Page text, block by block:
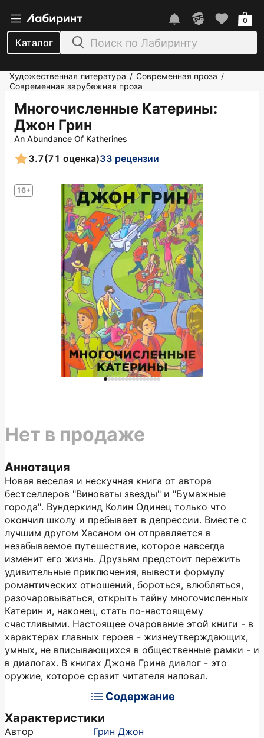
Каталог
0
Художественная литература / Современная проза /
Современная зарубежная проза
Многочисленные Катерины:
Джон Грин
An Abundance Of Katherines
16+
3.7(71 оценка)33 рецензии
Аннотация
Новая веселая и нескучная книга от автора
бестселлеров "Виноваты звезды" и "Бумажные
города". Вундеркинд Колин Одинец только что
окончил школу и пребывает в депрессии. Вместе с
лучшим другом Хасаном он отправляется в
незабываемое путешествие, которое навсегда
изменит его жизнь. Друзьям предстоит пережить
удивительные приключения, вывести формулу
романтических отношений, бороться, влюбляться,
разочаровываться, открыть тайну многочисленных
Катерин и, наконец, стать по-настоящему
счастливыми. Настоящее очарование этой книги - в
характерах главных героев - жизнеутверждающих,
умных, не вписывающихся в общественные рамки - и
в диалогах. В книгах Джона Грина диалог - это
оружие, которое сразит читателя наповал.
Содержание
Характеристики
Автор
Грин Джон
Нет в продаже